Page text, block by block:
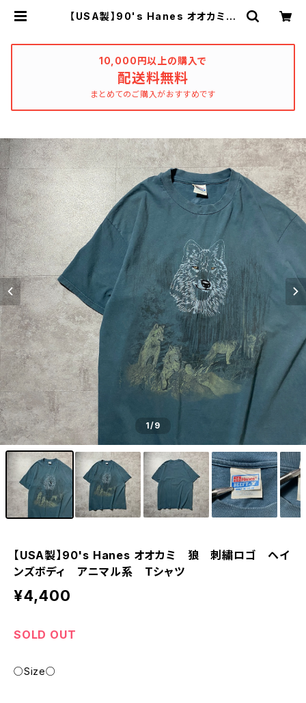
【USA製】90's Hanes オオカミ
ng_katharsis
10,000円以上の購入で
配送料無料
まとめてのご購入がおすすめです
1/9
【USA製】90's Hanes オオカミ 狼 刺繍ロゴ ヘイ
ンズボディ アニマル系 Tシャツ
¥4,400
SOLD OUT
○Size○